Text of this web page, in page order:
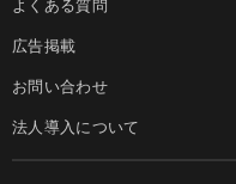
広告掲載
お問い合わせ
法人導入について